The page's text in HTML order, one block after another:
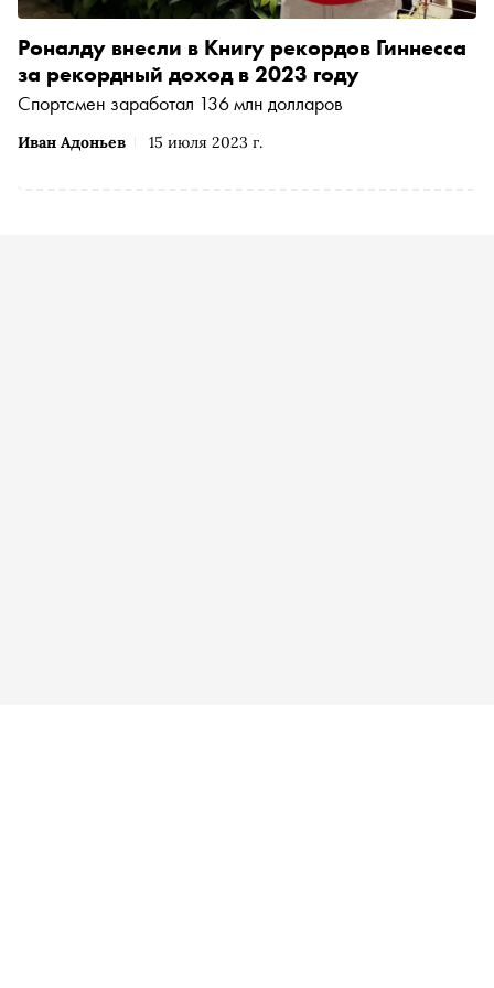
Иван Адоньев 15 июля 2023 г.
Роналду внесли в Книгу рекордов Гиннесса
за рекордный доход в 2023 году
Спортсмен заработал 136 млн долларов